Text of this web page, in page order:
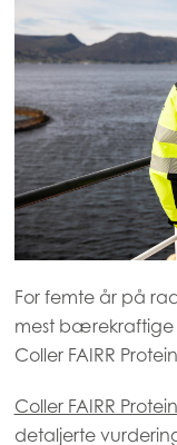
For femte år på
mest bærekraftige
Coller FAIRR
Coller FAIRR
detaljerte